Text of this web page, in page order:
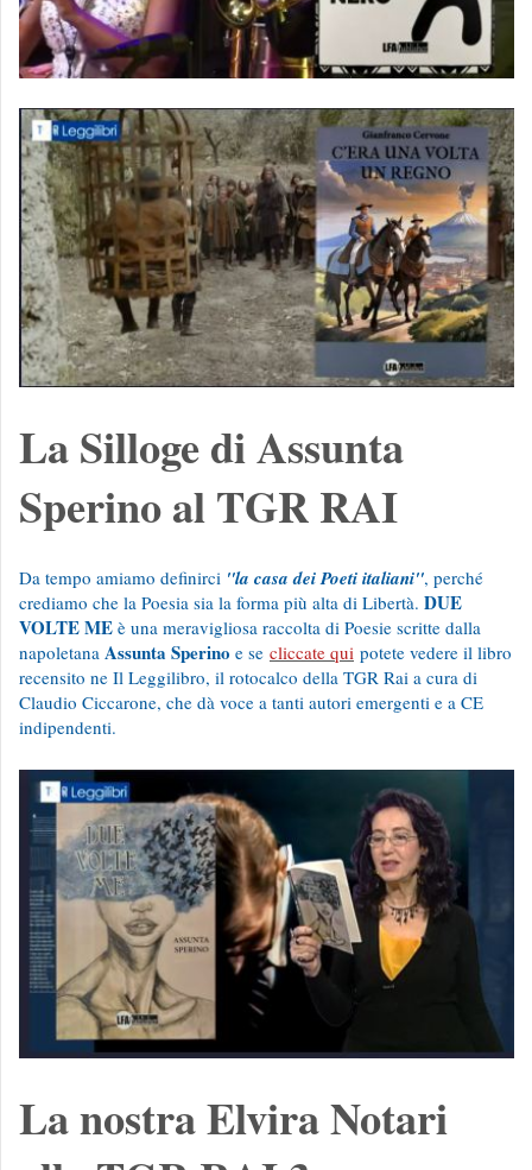
La Silloge di Assunta
Sperino al TGR RAI
Da tempo amiamo definirci "la casa dei Poeti italiani", perché
crediamo che la Poesia sia la forma più alta di Libertà. DUE
VOLTE ME è una meravigliosa raccolta di Poesie scritte dalla
napoletana Assunta Sperino e se cliccate qui potete vedere il libro
recensito ne Il Leggilibro, il rotocalco della TGR Rai a cura di
Claudio Ciccarone, che dà voce a tanti autori emergenti e a CE
indipendenti.
La nostra Elvira Notari